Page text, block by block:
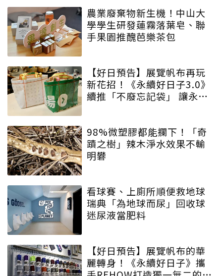
農業廢棄物新生機！中山大
學學生研發蓮霧落葉皂、聯
手果園推醜芭樂茶包
【好日預告】展覽帆布再玩
新花招！《永續好日子3.0》
續推「不廢忘記袋」 讓永續
98%微塑膠都能攔下！「奇
蹟之樹」辣木淨水效果不輸
明礬
看球賽、上廁所順便救地球
瑞典「為地球而尿」回收球
迷尿液當肥料
【好日預告】展覽帆布的華
麗轉身！《永續好日子》攜